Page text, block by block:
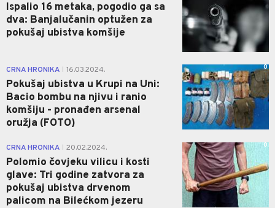
Ispalio 16 metaka, pogodio ga sa
dva: Banjalučanin optužen za
pokušaj ubistva komšije
CRNA HRONIKA 16.03.2024.
Pokušaj ubistva u Krupi na Uni:
Bacio bombu na njivu i ranio
komšiju - pronađen arsenal
oružja (FOTO)
0
CRNA HRONIKA 20.02.2024.
Polomio čovjeku vilicu i kosti
glave: Tri godine zatvora za
pokušaj ubistva drvenom
palicom na Bilećkom jezeru
0